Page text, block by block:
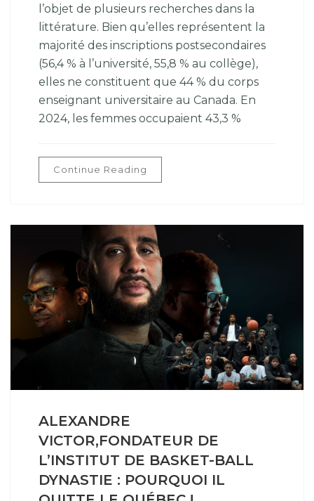
l’objet de plusieurs recherches dans la
littérature. Bien qu’elles représentent la
majorité des inscriptions postsecondaires
(56,4 % à l’université, 55,8 % au collège),
elles ne constituent que 44 % du corps
enseignant universitaire au Canada. En
2024, les femmes occupaient 43,3 %
Continue Reading
ALEXANDRE
VICTOR,FONDATEUR DE
L’INSTITUT DE BASKET-BALL
DYNASTIE : POURQUOI IL